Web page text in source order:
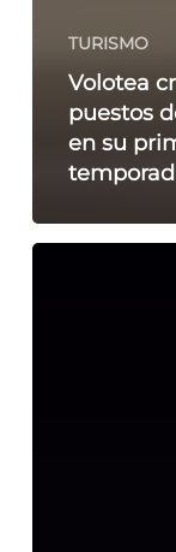
TURISMO
Volotea
puestos
en su